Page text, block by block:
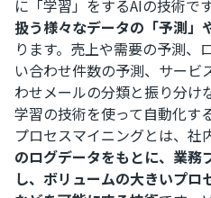
に「学習」をするAIの技術で
扱う様々なデータの「予測」
ります。売上や需要の予測、
い合わせ件数の予測、サービ
わせメールの分類と振り分け
学習の技術を使って自動化す
プロセスマイニングとは、社
のログデータをもとに、業務
し、ボリュームの大きいプ